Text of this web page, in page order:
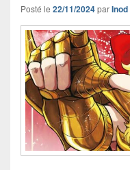
Posté le 22/11/2024parInod